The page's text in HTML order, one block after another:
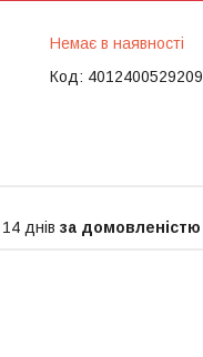
Немає в наявності
Код: 4012400529209
днів за домовленістю